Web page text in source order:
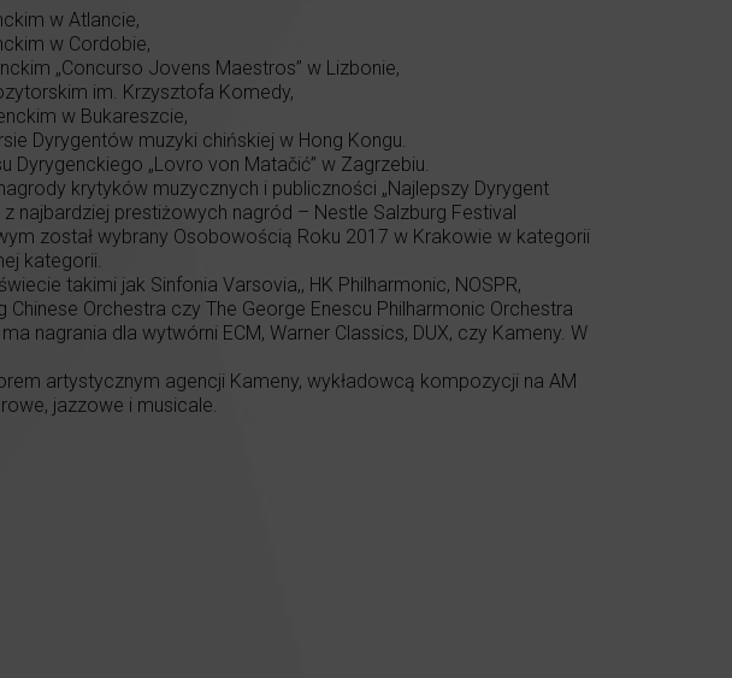
w Atlancie,
w Cordobie,
„Concurso Jovens Maestros” w Lizbonie,
im. Krzysztofa Komedy,
w Bukareszcie,
Dyrygentów muzyki chińskiej w Hong Kongu.
„Lovro von Matačić” w Zagrzebiu.
krytyków muzycznych i publiczności „Najlepszy Dyrygent
najbardziej prestiżowych nagród – Nestle Salzburg Festival
został wybrany Osobowością Roku 2017 w Krakowie w kategorii
kategorii.
takimi jak Sinfonia Varsovia,, HK Philharmonic, NOSPR,
Orchestra czy The George Enescu Philharmonic Orchestra
nagrania dla wytwórni ECM, Warner Classics, DUX, czy Kameny. W
artystycznym agencji Kameny, wykładowcą kompozycji na AM
jazzowe i musicale.